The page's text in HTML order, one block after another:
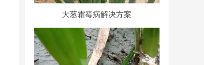
大葱霜霉病解决方案